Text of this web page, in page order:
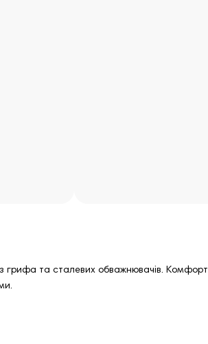
грифа та сталевих обважнювачів. Комфорт